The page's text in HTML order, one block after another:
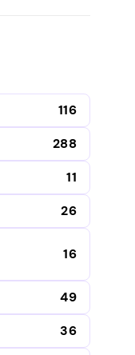
116
288
11
26
16
49
36